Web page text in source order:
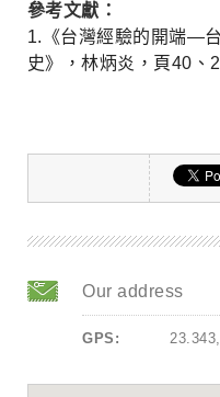
參考文獻：
1.《台灣經驗的開端—
史》，林炳炎，頁40、
Our address
GPS: